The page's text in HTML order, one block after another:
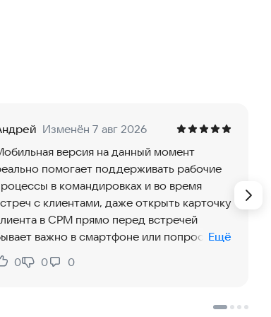
задачи прямо из переписки.
хоть на 1000 человек.
документе, придумает сколько угодно
проще. С мобильной CRM можно вести
Не теряете время, не затягиваете
Изменён 7 авг 2026
версия на данный момент
помогает поддерживать рабочие
в командировках и во время
с клиентами, даже открыть карточку
в СРМ прямо перед встречей
важно в смартфоне или попросить
ИИ собрать по нему основные вопросы
Ещё
0
Не нравится:
0 0